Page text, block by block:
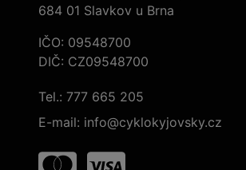
684 01 Slavkov u Brna
IČO: 09548700
DIČ: CZ09548700
Tel.: 777 665 205
E-mail: info@cyklokyjovsky.cz